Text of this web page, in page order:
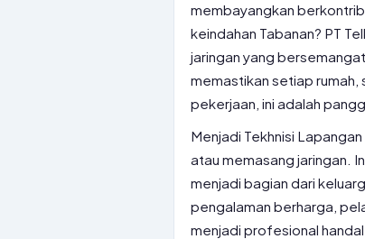
membayangkan
keindahan Tabanan? PT
jaringan yang
memastikan setiap
pekerjaan, ini adalah
Menjadi Tekhnisi
atau memasang jaringan.
menjadi bagian dari
pengalaman berharga,
menjadi profesional